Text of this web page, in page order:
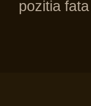
pozitia